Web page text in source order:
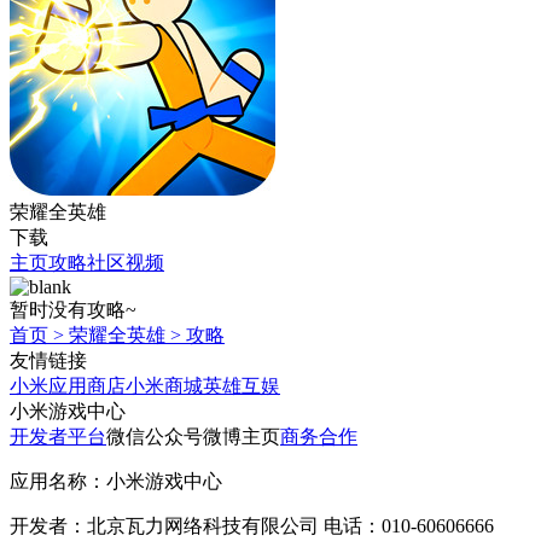
荣耀全英雄
下载
主页攻略社区视频
暂时没有攻略~
首页 > 荣耀全英雄 > 攻略
友情链接
小米应用商店小米商城英雄互娱
小米游戏中心
开发者平台微信公众号微博主页商务合作
应用名称：小米游戏中心
开发者：北京瓦力网络科技有限公司 电话：010-60606666